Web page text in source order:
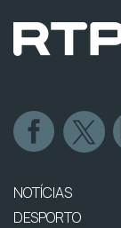
NOTÍCIAS
DESPORTO